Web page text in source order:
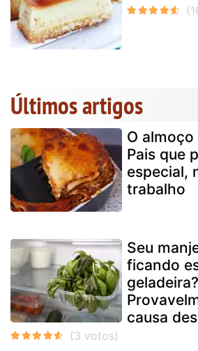
Últimos artigos
O
Pais que
especial,
trabalho
Seu
ficando
geladeira?
causa